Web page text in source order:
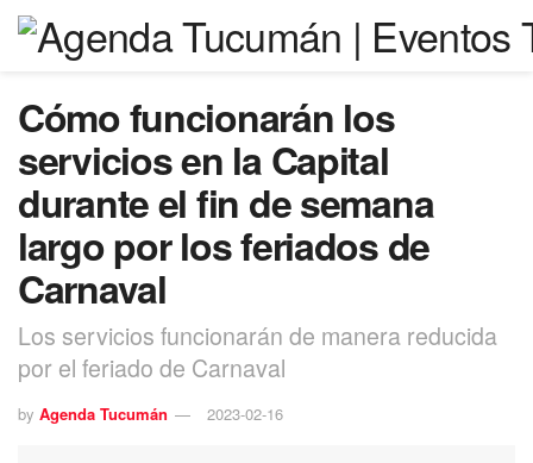
Cómo funcionarán los
servicios en la Capital
durante el fin de semana
largo por los feriados de
Carnaval
Los servicios funcionarán de manera reducida
por el feriado de Carnaval
by Agenda Tucumán 2023-02-16